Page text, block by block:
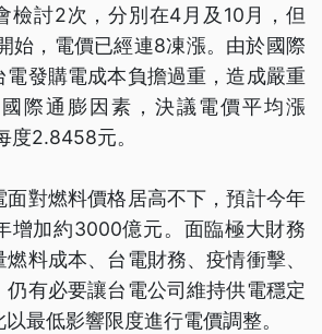
檢討2次，分別在4月及10月，但
始，電價已經連8凍漲。由於國際
電發購電成本負擔過重，造成嚴重
際通膨因素，決議電價平均漲
度2.8458元。
面對燃料價格居高不下，預計今年
增加約3000億元。面臨極大財務
料成本、台電財務、疫情衝擊、
有必要讓台電公司維持供電穩定
最低影響限度進行電價調整。